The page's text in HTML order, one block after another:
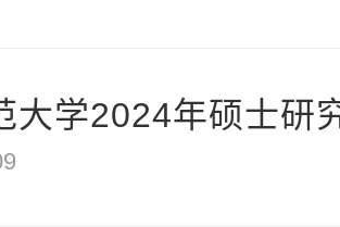
大学2024年硕士研